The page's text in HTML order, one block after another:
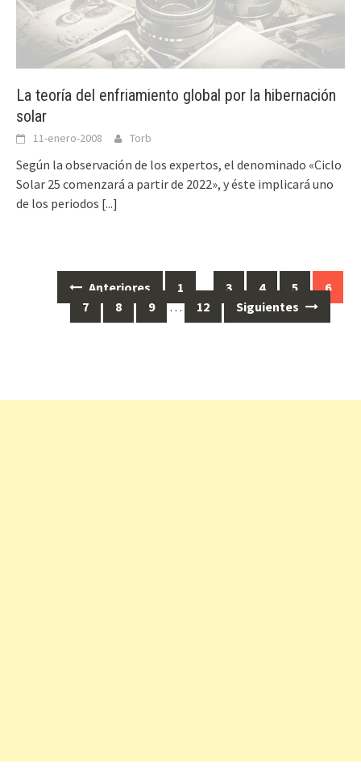
La teoría del enfriamiento global por la hibernación
solar
11-enero-2008 Torb
Según la observación de los expertos, el denominado «Ciclo
Solar 25 comenzará a partir de 2022», y éste implicará uno
de los periodos [...]
Anteriores 1 … 3 4 5
6
7
8 9 … 12 Siguientes